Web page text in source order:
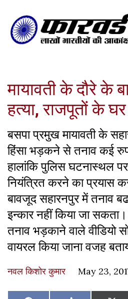
मायावती के दौरे के
हत्या, राजपूतों के
बसपा प्रमुख मायावती के
हिंसा भड़कने से तनाव कई
हालांकि पुलिस घटनास्थल
नियंत्रित करने का प्रयास
बावजूद सहारनपुर में तनाव
इन्कार नहीं किया जा
तनाव भड़काने वाले वीडियो
वायरल किया जाना वजह
नवल किशोर कुमार May 23,